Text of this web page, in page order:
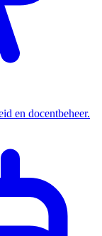
en docentbeheer.